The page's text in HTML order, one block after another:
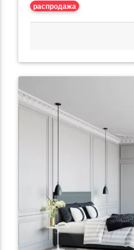
распродажа